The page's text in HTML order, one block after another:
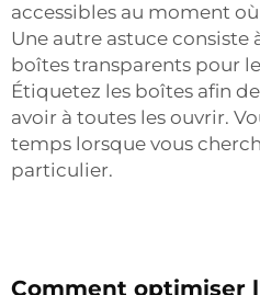
accessibles au moment
Une autre astuce consiste
boîtes transparents pour
Étiquetez les boîtes afin
avoir à toutes les ouvrir.
temps lorsque vous
particulier.
Comment optimiser